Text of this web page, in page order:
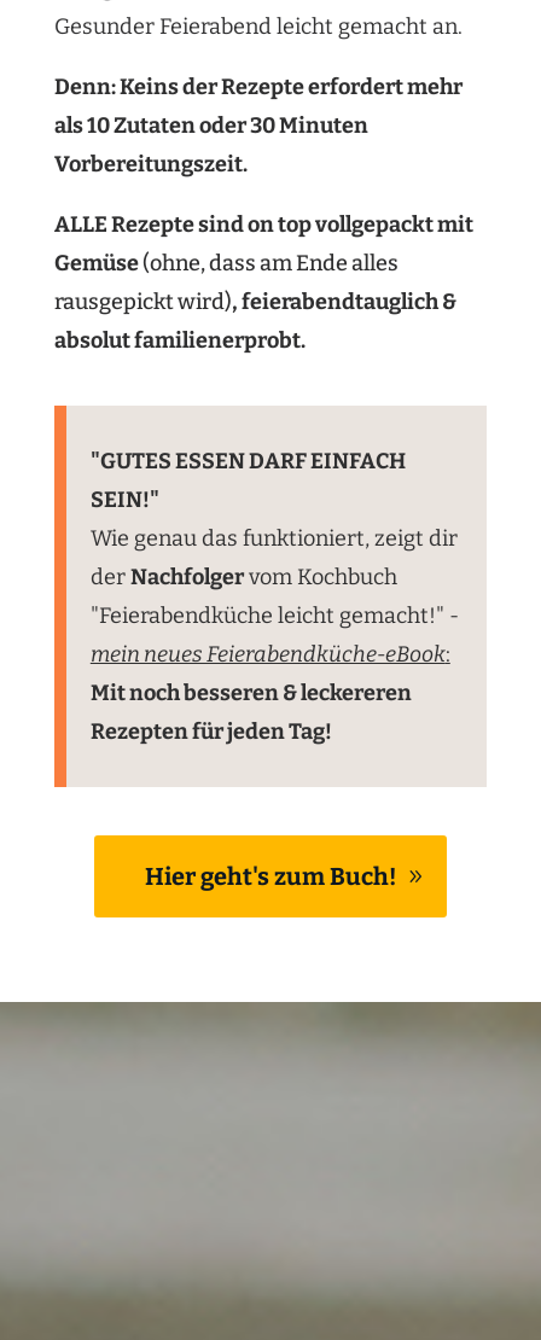
Gesunder Feierabend leicht gemacht an.
Denn: Keins der Rezepte erfordert mehr
als 10 Zutaten oder 30 Minuten
Vorbereitungszeit.
ALLE Rezepte sind on top vollgepackt mit
Gemüse(ohne, dass am Ende alles
rausgepickt wird), feierabendtauglich &
absolut familienerprobt.
"GUTES ESSEN DARF EINFACH
SEIN!"
Wie genau das funktioniert, zeigt dir
derNachfolgervom Kochbuch
"Feierabendküche leicht gemacht!" -
mein neues Feierabendküche-eBook:
Mit noch besseren & leckereren
Rezepten für jeden Tag!
Hier geht's zum Buch!